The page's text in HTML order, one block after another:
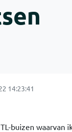
14:23:41
buizen waarvan